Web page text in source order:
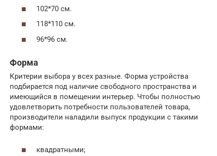
102*70 см.
118*110 см.
96*96 см.
Форма
Критерии выбора у всех разные. Форма устройства
подбирается под наличие свободного пространства и
имеющийся в помещении интерьер. Чтобы полностью
удовлетворить потребности пользователей товара,
производители наладили выпуск продукции с такими
формами:
квадратными;